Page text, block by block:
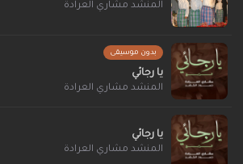
المنشد مشاري العرادة
بدون موسيقى
يا رجائي
المنشد مشاري العرادة
يا رجائي
المنشد مشاري العرادة